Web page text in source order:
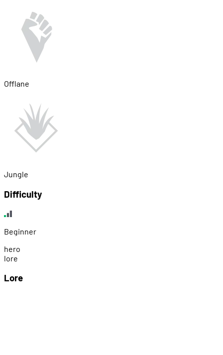
Offlane
Jungle
Difficulty
Beginner
hero
lore
Lore